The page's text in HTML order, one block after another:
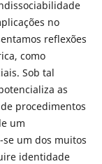
no
reflexões
como
Sob tal
as
procedimentos
um
um dos muitos
identidade